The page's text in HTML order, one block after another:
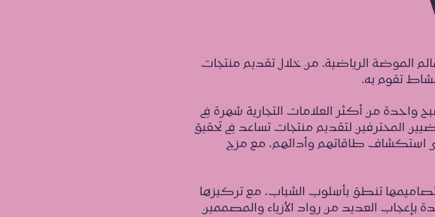
الموضة الرياضية. من خلال تقديم منتجات
نشاط تقوم به.
واحدة من أكثر العلامات التجارية شهرة في
المحترفين لتقديم منتجات تساعد في تحقيق
استكشاف طاقاتهم وأدائهم، مع مزج
تنطق بأسلوب الشباب، مع تركيزها
بإعجاب العديد من رواد الأزياء والمصممين